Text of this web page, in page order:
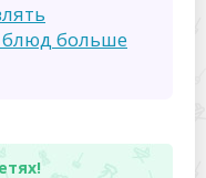
блюд больше